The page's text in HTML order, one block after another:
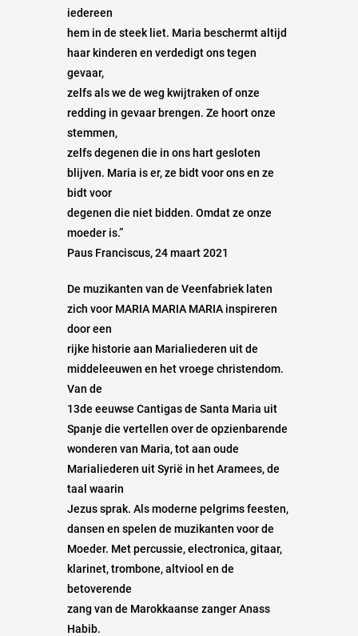
iedereen
hem in de steek liet. Maria beschermt altijd
haar kinderen en verdedigt ons tegen
gevaar,
zelfs als we de weg kwijtraken of onze
redding in gevaar brengen. Ze hoort onze
stemmen,
zelfs degenen die in ons hart gesloten
blijven. Maria is er, ze bidt voor ons en ze
bidt voor
degenen die niet bidden. Omdat ze onze
moeder is.”
Paus Franciscus, 24 maart 2021
De muzikanten van de Veenfabriek laten
zich voor MARIA MARIA MARIA inspireren
door een
rijke historie aan Marialiederen uit de
middeleeuwen en het vroege christendom.
Van de
13de eeuwse Cantigas de Santa Maria uit
Spanje die vertellen over de opzienbarende
wonderen van Maria, tot aan oude
Marialiederen uit Syrië in het Aramees, de
taal waarin
Jezus sprak. Als moderne pelgrims feesten,
dansen en spelen de muzikanten voor de
Moeder. Met percussie, electronica, gitaar,
klarinet, trombone, altviool en de
betoverende
zang van de Marokkaanse zanger Anass
Habib.